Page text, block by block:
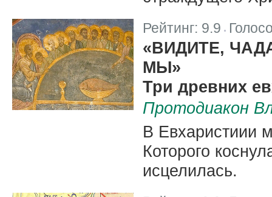
Рейтинг: 9.9 |
«ВИДИТЕ,
МЫ»
Три древних
Протодиакон
В Евхаристиии
Которого
исцелилась.